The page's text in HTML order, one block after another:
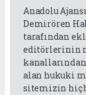
Anadolu
Demirören
tarafından
editörlerinin
alan hukuki
sitemizin hiç